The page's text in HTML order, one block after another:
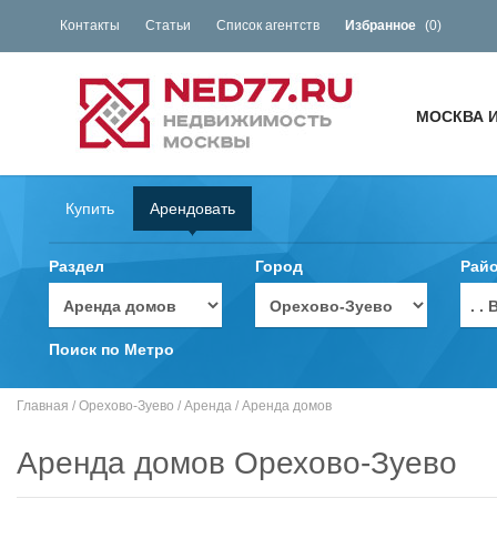
Контакты Статьи Список агентств Избранное (0)
МОСКВА
Купить Арендовать
Раздел Город
. .
Поиск по Метро
Главная / Орехово-Зуево / Аренда / Аренда домов
Аренда домов Орехово-Зуево